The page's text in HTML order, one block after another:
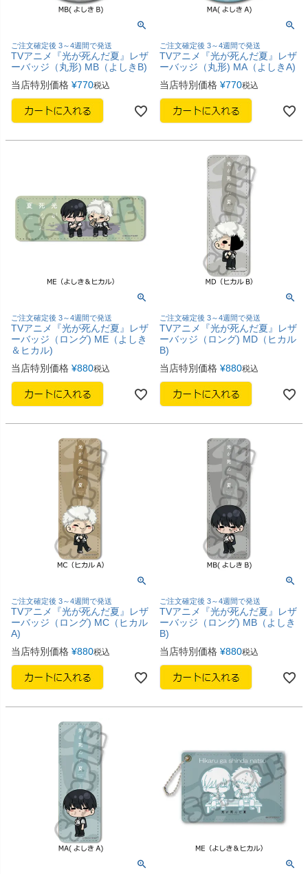
ご注文確定後 3～4週間で発送
TVアニメ『光が死んだ夏』レザ
ーバッジ（丸形) MB（よしきB)
当店特別価格 ¥770税込
ご注文確定後 3～4週間で発送
TVアニメ『光が死んだ夏』レザ
ーバッジ（丸形) MA（よしきA)
当店特別価格 ¥770税込
ご注文確定後 3～4週間で発送
TVアニメ『光が死んだ夏』レザ
ーバッジ（ロング) ME（よしき
＆ヒカル)
当店特別価格 ¥880税込
ご注文確定後 3～4週間で発送
TVアニメ『光が死んだ夏』レザ
ーバッジ（ロング) MD（ヒカル
B)
当店特別価格 ¥880税込
ご注文確定後 3～4週間で発送
TVアニメ『光が死んだ夏』レザ
ーバッジ（ロング) MC（ヒカル
A)
当店特別価格 ¥880税込
ご注文確定後 3～4週間で発送
TVアニメ『光が死んだ夏』レザ
ーバッジ（ロング) MB（よしき
B)
当店特別価格 ¥880税込